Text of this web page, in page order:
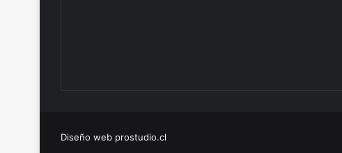
Diseño web prostudio.cl